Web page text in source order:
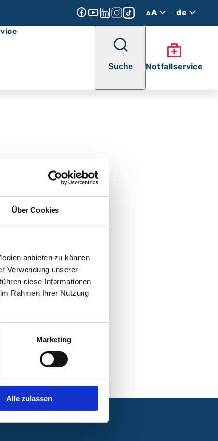
Über Cookies
anbieten zu können
Verwendung unserer
diese Informationen
Rahmen Ihrer Nutzung
Marketing
Alle zulassen
AA
de
Suche Notfallservice